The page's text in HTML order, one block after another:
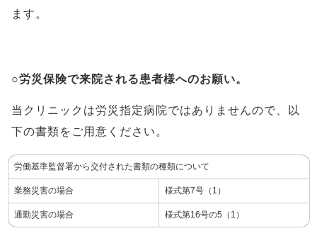
ます。
○労災保険で来院される患者様へのお願い。
当クリニックは労災指定病院ではありませんので、以
下の書類をご用意ください。
労働基準監督署から交付された書類の種類について
業務災害の場合 様式第7号（1）
通勤災害の場合 様式第16号の5（1）